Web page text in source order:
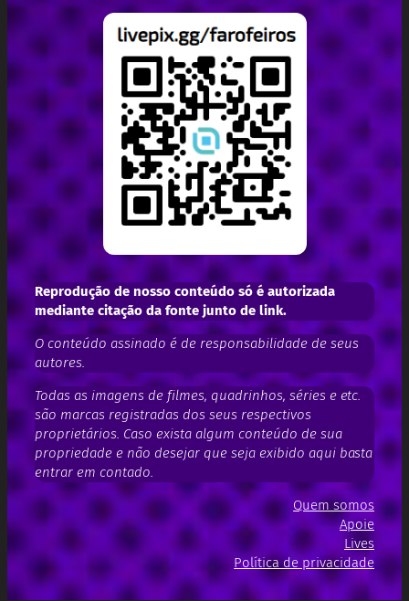
Reprodução de nosso conteúdo só é autorizada
mediante citação da fonte junto de link.
O conteúdo assinado é de responsabilidade de seus
autores.
Todas as imagens de filmes, quadrinhos, séries e etc.
são marcas registradas dos seus respectivos
proprietários. Caso exista algum conteúdo de sua
propriedade e não desejar que seja exibido aqui basta
entrar em contado.
Quem somos
Apoie
Lives
Política de privacidade